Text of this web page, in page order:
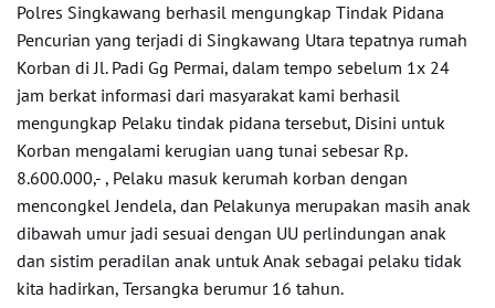
Polres Singkawang berhasil mengungkap Tindak Pidana
Pencurian yang terjadi di Singkawang Utara tepatnya rumah
Korban di Jl. Padi Gg Permai, dalam tempo sebelum 1x 24
jam berkat informasi dari masyarakat kami berhasil
mengungkap Pelaku tindak pidana tersebut, Disini untuk
Korban mengalami kerugian uang tunai sebesar Rp.
8.600.000,- , Pelaku masuk kerumah korban dengan
mencongkel Jendela, dan Pelakunya merupakan masih anak
dibawah umur jadi sesuai dengan UU perlindungan anak
dan sistim peradilan anak untuk Anak sebagai pelaku tidak
kita hadirkan, Tersangka berumur 16 tahun.